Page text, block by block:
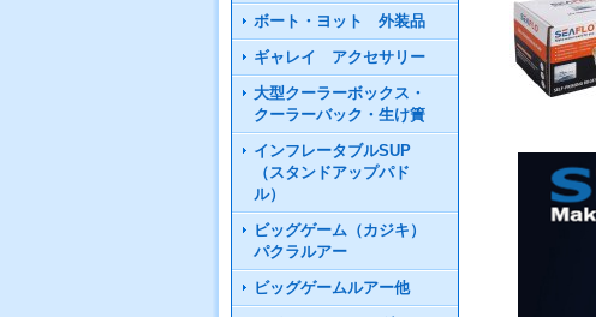
ボート・ヨット 外装品
ギャレイ アクセサリー
大型クーラーボックス・
クーラーバック・生け簀
インフレータブルSUP
（スタンドアップパド
ル）
ビッグゲーム（カジキ）
パクラルアー
ビッグゲームルアー他